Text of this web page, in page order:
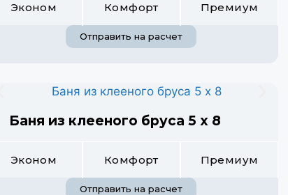
Эконом Комфорт Премиум
Отправить на расчет
Баня из клееного бруса 5 х 8
Эконом Комфорт Премиум
Отправить на расчет